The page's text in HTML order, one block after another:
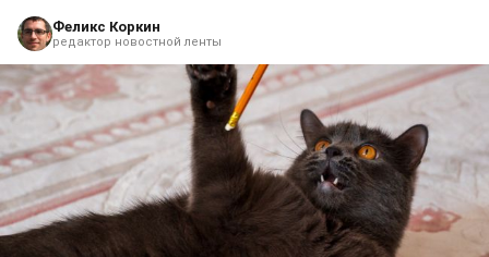
Феликс Коркин
редактор новостной ленты